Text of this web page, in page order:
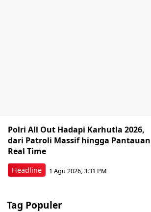
Headline
Polri All Out Hadapi Karhutla 2026,
dari Patroli Massif hingga Pantauan
Real Time
1 Agu 2026, 3:31 PM
Tag Populer